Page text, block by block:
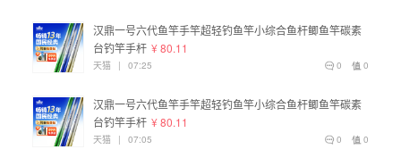
汉鼎一号六代鱼竿手竿超轻钓鱼竿小综合鱼杆鲫鱼竿碳素
台钓竿手杆 ¥ 80.11
0
0
天猫 | 07:25
汉鼎一号六代鱼竿手竿超轻钓鱼竿小综合鱼杆鲫鱼竿碳素
台钓竿手杆 ¥ 80.11
0
0
天猫 | 07:05